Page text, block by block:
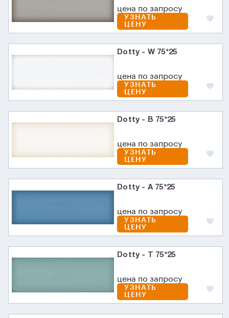
цена по запросу
УЗНАТЬ
ЦЕНУ
Dotty - W 75*25
цена по запросу
УЗНАТЬ
ЦЕНУ
Dotty - B 75*25
цена по запросу
УЗНАТЬ
ЦЕНУ
Dotty - A 75*25
цена по запросу
УЗНАТЬ
ЦЕНУ
Dotty - T 75*25
цена по запросу
УЗНАТЬ
ЦЕНУ